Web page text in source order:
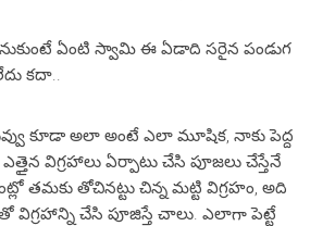
ఏంటి స్వామి ఈ ఏడాది సరైన పండుగ
కదా..
కూడా అలా అంటే ఎలా మూషిక, నాకు పెద్ద
విగ్రహాలు ఏర్పాటు చేసి పూజలు చేస్తేనే
తమకు తోచినట్టు చిన్న మట్టి విగ్రహం, అది
విగ్రహాన్ని చేసి పూజిస్తే చాలు. ఎలాగా పెట్టే